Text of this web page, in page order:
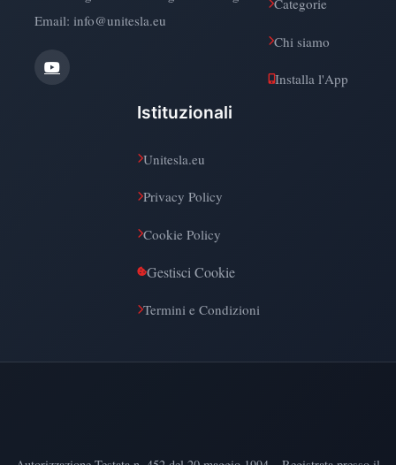
Email: info@unitesla.eu
Categorie
Chi siamo
Installa l'App
Istituzionali
Unitesla.eu
Privacy Policy
Cookie Policy
Gestisci Cookie
Termini e Condizioni